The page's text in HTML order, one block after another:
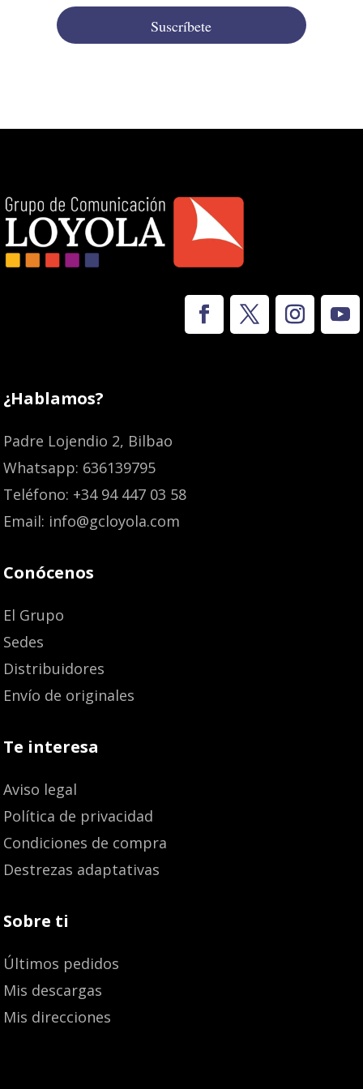
Suscríbete
¿Hablamos?
Padre Lojendio 2, Bilbao
Whatsapp: 636139795
Teléfono: +34 94 447 03 58
Email: info@gcloyola.com
Conócenos
El Grupo
Sedes
Distribuidores
Envío de originales
Te interesa
Aviso legal
Política de privacidad
Condiciones de compra
Destrezas adaptativas
Sobre ti
Últimos pedidos
Mis descargas
Mis direcciones